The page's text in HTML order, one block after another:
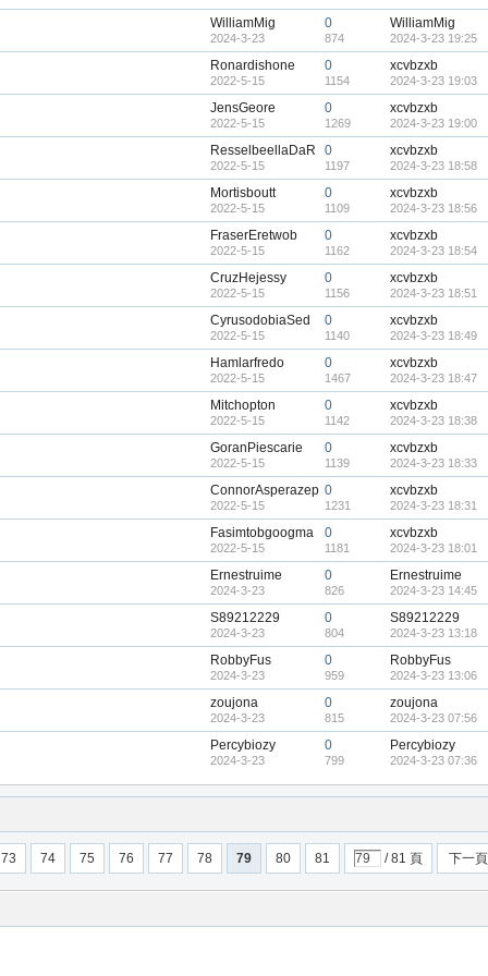
WilliamMig
2024-3-23
0
874
WilliamMig
2024-3-23 19:25
Ronardishone
2022-5-15
0
1154
xcvbzxb
2024-3-23 19:03
JensGeore
2022-5-15
0
1269
xcvbzxb
2024-3-23 19:00
ResselbeellaDaR
2022-5-15
0
1197
xcvbzxb
2024-3-23 18:58
Mortisboutt
2022-5-15
0
1109
xcvbzxb
2024-3-23 18:56
FraserEretwob
2022-5-15
0
1162
xcvbzxb
2024-3-23 18:54
CruzHejessy
2022-5-15
0
1156
xcvbzxb
2024-3-23 18:51
CyrusodobiaSed
2022-5-15
0
1140
xcvbzxb
2024-3-23 18:49
Hamlarfredo
2022-5-15
0
1467
xcvbzxb
2024-3-23 18:47
Mitchopton
2022-5-15
0
1142
xcvbzxb
2024-3-23 18:38
GoranPiescarie
2022-5-15
0
1139
xcvbzxb
2024-3-23 18:33
ConnorAsperazep
2022-5-15
0
1231
xcvbzxb
2024-3-23 18:31
Fasimtobgoogma
2022-5-15
0
1181
xcvbzxb
2024-3-23 18:01
Ernestruime
2024-3-23
0
826
Ernestruime
2024-3-23 14:45
S89212229
2024-3-23
0
804
S89212229
2024-3-23 13:18
RobbyFus
2024-3-23
0
959
RobbyFus
2024-3-23 13:06
zoujona
2024-3-23
0
815
zoujona
2024-3-23 07:56
Percybiozy
2024-3-23
0
799
Percybiozy
2024-3-23 07:36
73 74 75 76 77 78 79 80 81 / 81 頁 下一頁